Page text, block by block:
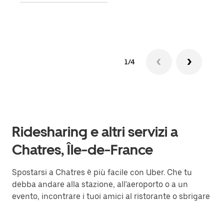
1/4
Ridesharing e altri servizi a
Chatres, Île-de-France
Spostarsi a Chatres è più facile con Uber. Che tu
debba andare alla stazione, all'aeroporto o a un
evento, incontrare i tuoi amici al ristorante o sbrigare